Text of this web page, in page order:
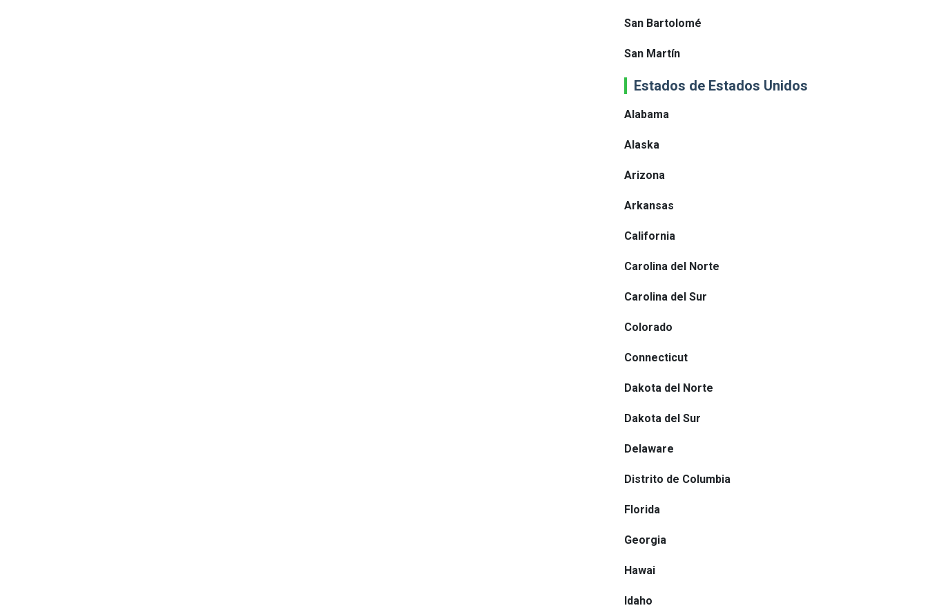
San Bartolomé
San Martín
Estados de Estados Unidos
Alabama
Alaska
Arizona
Arkansas
California
Carolina del Norte
Carolina del Sur
Colorado
Connecticut
Dakota del Norte
Dakota del Sur
Delaware
Distrito de Columbia
Florida
Georgia
Hawai
Idaho